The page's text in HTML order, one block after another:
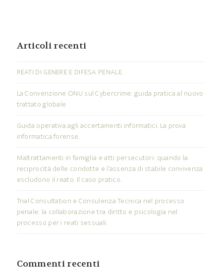
Articoli recenti
REATI DI GENERE E DIFESA PENALE.
La Convenzione ONU sul Cybercrime: guida pratica al nuovo
trattato globale
Guida operativa agli accertamenti informatici. La prova
informatica forense.
Maltrattamenti in famiglia e atti persecutori: quando la
reciprocità delle condotte e l’assenza di stabile convivenza
escludono il reato. Il caso pratico.
Trial Consultation e Consulenza Tecnica nel processo
penale: la collaborazione tra diritto e psicologia nel
processo per i reati sessuali.
Commenti recenti